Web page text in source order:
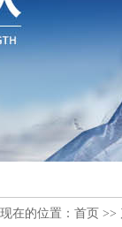
在的位置： 首页 >>